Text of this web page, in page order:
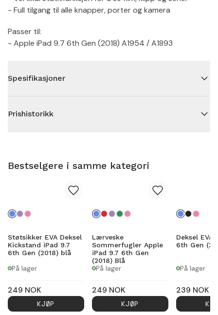
- Full tilgang til alle knapper, porter og kamera
Passer til:
- Apple iPad 9.7 6th Gen (2018) A1954 / A1893
Spesifikasjoner
Prishistorikk
Bestselgere i samme kategori
Støtsikker EVA Deksel
Kickstand iPad 9.7
6th Gen (2018) blå
På lager
249 NOK
KJØP
Lærveske
Sommerfugler Apple
iPad 9.7 6th Gen
(2018) Blå
På lager
249 NOK
KJØP
Deksel EVA
6th Gen
På lager
239 NOK